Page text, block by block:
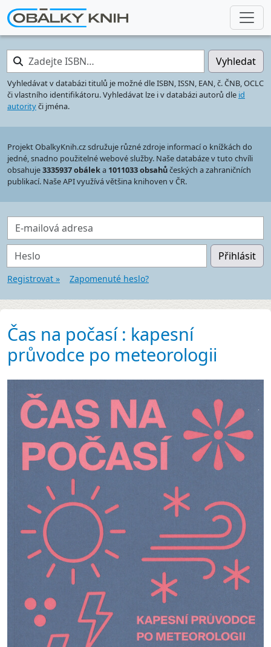
Zadejte ISBN… Vyhledat
Vyhledávat v databázi titulů je možné dle ISBN, ISSN, EAN, č. ČNB, OCLC
či vlastního identifikátoru. Vyhledávat lze i v databázi autorů dle id
autorityči jména.
Projekt ObalkyKnih.cz sdružuje různé zdroje informací o knížkách do
jedné, snadno použitelné webové služby. Naše databáze v tuto chvíli
obsahuje3335937 obáleka 1011033 obsahůčeských a zahraničních
publikací. Naše API využívá většina knihoven v ČR.
E-mailová adresa
Heslo Přihlásit
Registrovat » Zapomenuté heslo?
Čas na počasí : kapesní
průvodce po meteorologii